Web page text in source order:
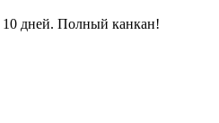
10 дней. Полный канкан!